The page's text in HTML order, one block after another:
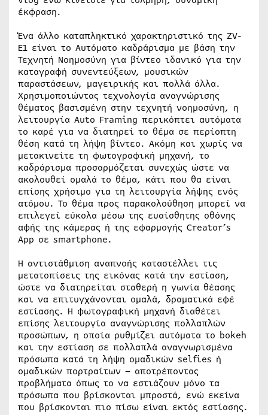
έκφραση.
Ένα άλλο καταπληκτικό χαρακτηριστικό της ZV-
E1 είναι το Αυτόματο καδράρισμα με βάση την
Τεχνητή Νοημοσύνη για βίντεο ιδανικό για την
καταγραφή συνεντεύξεων, μουσικών
παραστάσεων, μαγειρικής και πολλά άλλα.
Χρησιμοποιώντας τεχνολογία αναγνώρισης
θέματος βασισμένη στην τεχνητή νοημοσύνη, η
λειτουργία Auto Framing περικόπτει αυτόματα
το καρέ για να διατηρεί το θέμα σε περίοπτη
θέση κατά τη λήψη βίντεο. Ακόμη και χωρίς να
μετακινείτε τη φωτογραφική μηχανή, το
καδράρισμα προσαρμόζεται συνεχώς ώστε να
ακολουθεί ομαλά το θέμα, κάτι που θα είναι
επίσης χρήσιμο για τη λειτουργία λήψης ενός
ατόμου. Το θέμα προς παρακολούθηση μπορεί να
επιλεγεί εύκολα μέσω της ευαίσθητης οθόνης
αφής της κάμερας ή της εφαρμογής Creator’s
App σε smartphone.
Η αντιστάθμιση αναπνοής καταστέλλει τις
μετατοπίσεις της εικόνας κατά την εστίαση,
ώστε να διατηρείται σταθερή η γωνία θέασης
και να επιτυγχάνονται ομαλά, δραματικά εφέ
εστίασης. Η φωτογραφική μηχανή διαθέτει
επίσης λειτουργία αναγνώρισης πολλαπλών
προσώπων, η οποία ρυθμίζει αυτόματα το bokeh
και την εστίαση σε πολλαπλά αναγνωρισμένα
πρόσωπα κατά τη λήψη ομαδικών selfies ή
ομαδικών πορτραίτων – αποτρέποντας
προβλήματα όπως το να εστιάζουν μόνο τα
πρόσωπα που βρίσκονται μπροστά, ενώ εκείνα
που βρίσκονται πιο πίσω είναι εκτός εστίασης.